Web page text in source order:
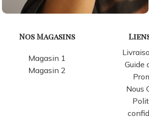
Nos Magasins
Magasin 1
Magasin 2
Guide
Nous